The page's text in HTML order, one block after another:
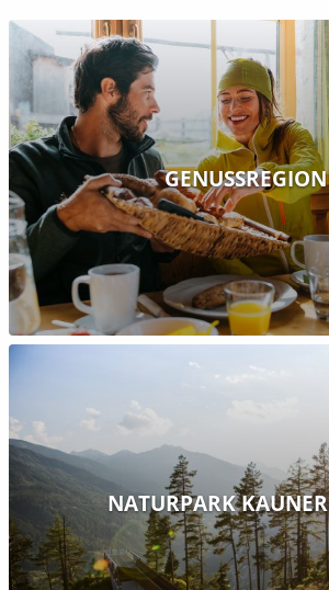
GENUSSREGION
NATURPARK